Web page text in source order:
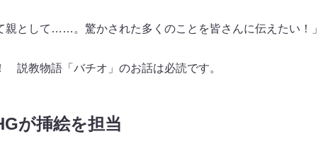
親として……。驚かされた多くのことを皆さんに伝えたい！
説教物語「バチオ」のお話は必読です。
が挿絵を担当